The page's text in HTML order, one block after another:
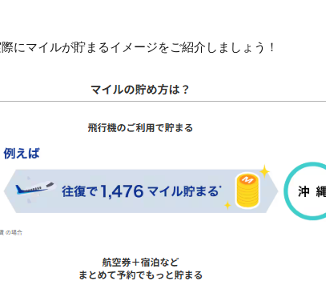
にマイルが貯まるイメージをご紹介しましょう！